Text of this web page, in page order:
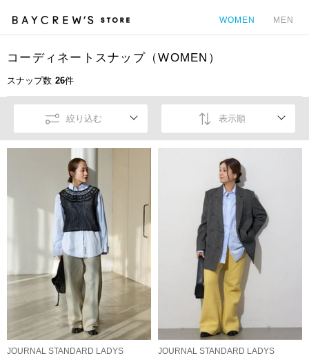
WOMEN MEN
コーディネートスナップ（WOMEN）
スナップ数 26件
絞り込む 表示順
JOURNAL STANDARD LADYS
JOURNAL STANDARD LADYS